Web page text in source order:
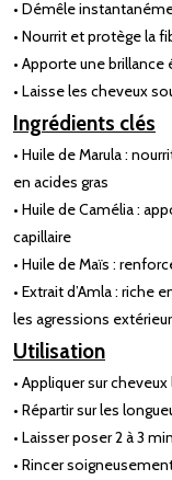
• Démêle
• Nourrit et protège la
• Apporte une
• Laisse les cheveux
Ingrédients clés
• Huile de Marula :
en acides gras
• Huile de Camélia :
capillaire
• Huile de Maïs :
• Extrait d’Amla :
les agressions
Utilisation
• Appliquer sur
• Répartir sur les
• Laisser poser 2 à 3
• Rincer